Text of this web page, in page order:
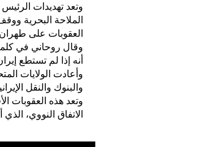
وتعد تهديدات الرئيس
الملاحة البحرية
العقوبات على
وقال روحاني في كلمة
أنه إذا لم تستطع
وأعادت الولايات
والبنوك والنقل
وتعد هذه العقوبات
الاتفاق النووي، الذي أبرم عام 2015، وتعهدت بمزيد من